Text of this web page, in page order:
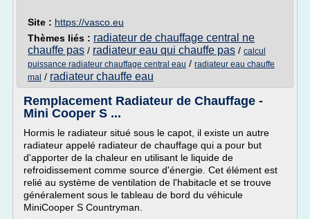
Site : https://vasco.eu
Thèmes liés : radiateur de chauffage central ne
chauffe pas / radiateur eau qui chauffe pas / calcul
puissance radiateur chauffage central eau / radiateur eau chauffe
mal / radiateur chauffe eau
Remplacement Radiateur de Chauffage -
Mini Cooper S ...
Hormis le radiateur situé sous le capot, il existe un autre
radiateur appelé radiateur de chauffage qui a pour but
d'apporter de la chaleur en utilisant le liquide de
refroidissement comme source d'énergie. Cet élément est
relié au système de ventilation de l'habitacle et se trouve
généralement sous le tableau de bord du véhicule
MiniCooper S Countryman.